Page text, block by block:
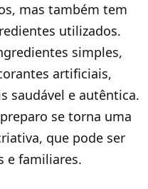
mas também tem
utilizados.
simples,
artificiais,
saudável e autêntica.
se torna uma
que pode ser
e familiares.